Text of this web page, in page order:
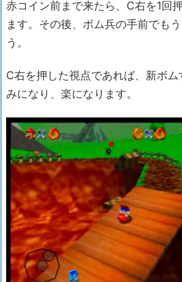
赤コイン前まで来たら、C右を1回
ます。その後、ボム兵の手前でも
う。
C右を押した視点であれば、新ボ
みになり、楽になります。